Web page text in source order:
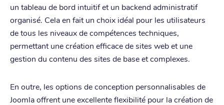
un tableau de bord intuitif et un backend administratif
organisé. Cela en fait un choix idéal pour les utilisateurs
de tous les niveaux de compétences techniques,
permettant une création efficace de sites web et une
gestion du contenu des sites de base et complexes.
En outre, les options de conception personnalisables de
Joomla offrent une excellente flexibilité pour la création de